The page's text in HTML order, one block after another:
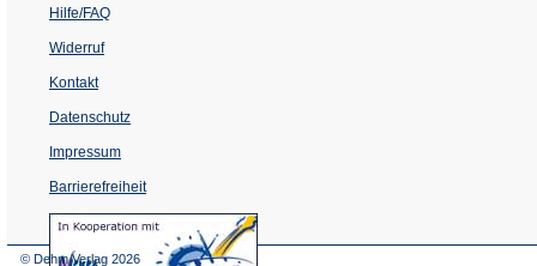
Hilfe/FAQ
Widerruf
Kontakt
Datenschutz
Impressum
Barrierefreiheit
(Öffnet
in
© Dehm Verlag 2026